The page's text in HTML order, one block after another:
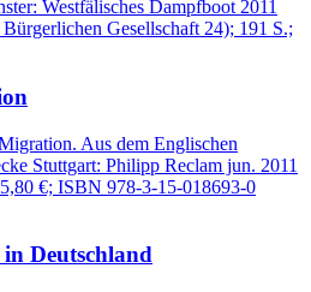
Westfälisches Dampfboot 2011
Gesellschaft 24); 191 S.;
Aus dem Englischen
Stuttgart: Philipp Reclam jun. 2011
€; ISBN 978-3-15-018693-0
in Deutschland